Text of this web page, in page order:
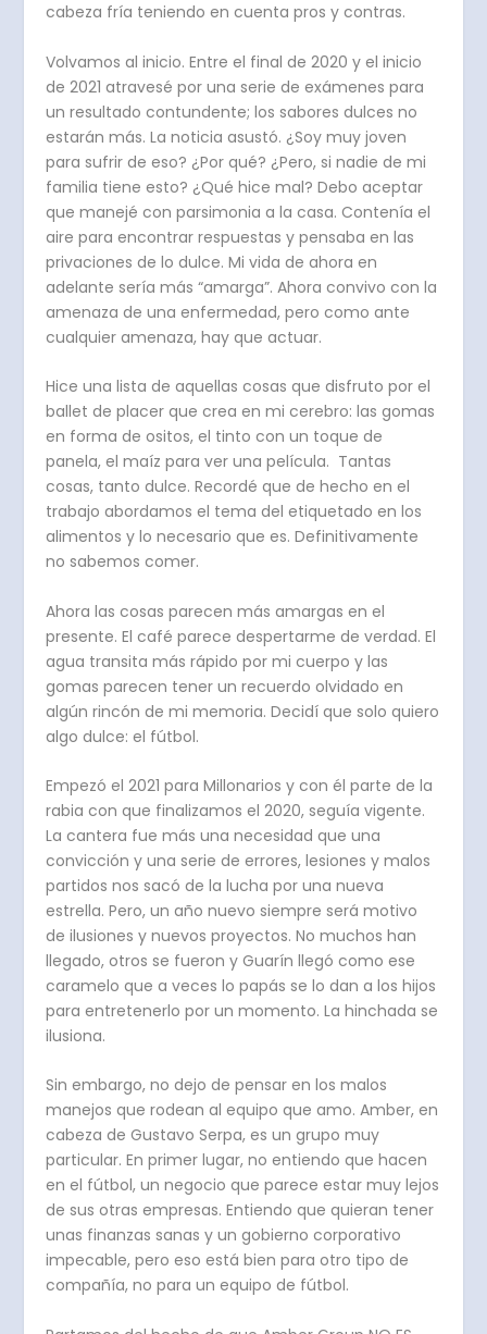
cabeza fría teniendo en cuenta pros y contras.
Volvamos al inicio. Entre el final de 2020 y el inicio
de 2021 atravesé por una serie de exámenes para
un resultado contundente; los sabores dulces no
estarán más. La noticia asustó. ¿Soy muy joven
para sufrir de eso? ¿Por qué? ¿Pero, si nadie de mi
familia tiene esto? ¿Qué hice mal? Debo aceptar
que manejé con parsimonia a la casa. Contenía el
aire para encontrar respuestas y pensaba en las
privaciones de lo dulce. Mi vida de ahora en
adelante sería más “amarga”. Ahora convivo con la
amenaza de una enfermedad, pero como ante
cualquier amenaza, hay que actuar.
Hice una lista de aquellas cosas que disfruto por el
ballet de placer que crea en mi cerebro: las gomas
en forma de ositos, el tinto con un toque de
panela, el maíz para ver una película. Tantas
cosas, tanto dulce. Recordé que de hecho en el
trabajo abordamos el tema del etiquetado en los
alimentos y lo necesario que es. Definitivamente
no sabemos comer.
Ahora las cosas parecen más amargas en el
presente. El café parece despertarme de verdad. El
agua transita más rápido por mi cuerpo y las
gomas parecen tener un recuerdo olvidado en
algún rincón de mi memoria. Decidí que solo quiero
algo dulce: el fútbol.
Empezó el 2021 para Millonarios y con él parte de la
rabia con que finalizamos el 2020, seguía vigente.
La cantera fue más una necesidad que una
convicción y una serie de errores, lesiones y malos
partidos nos sacó de la lucha por una nueva
estrella. Pero, un año nuevo siempre será motivo
de ilusiones y nuevos proyectos. No muchos han
llegado, otros se fueron y Guarín llegó como ese
caramelo que a veces lo papás se lo dan a los hijos
para entretenerlo por un momento. La hinchada se
ilusiona.
Sin embargo, no dejo de pensar en los malos
manejos que rodean al equipo que amo. Amber, en
cabeza de Gustavo Serpa, es un grupo muy
particular. En primer lugar, no entiendo que hacen
en el fútbol, un negocio que parece estar muy lejos
de sus otras empresas. Entiendo que quieran tener
unas finanzas sanas y un gobierno corporativo
impecable, pero eso está bien para otro tipo de
compañía, no para un equipo de fútbol.